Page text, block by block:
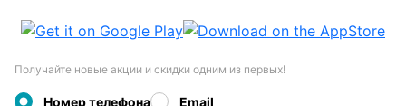
Получайте новые акции и скидки одним из первых!
Номер телефона Email